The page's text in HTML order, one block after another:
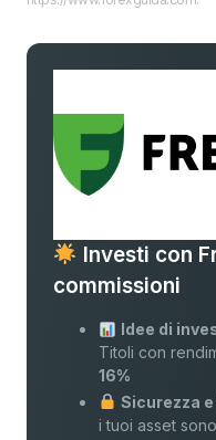
Investi con
commissioni
Idee di
Titoli con
16%
Sicurezza
i tuoi asset